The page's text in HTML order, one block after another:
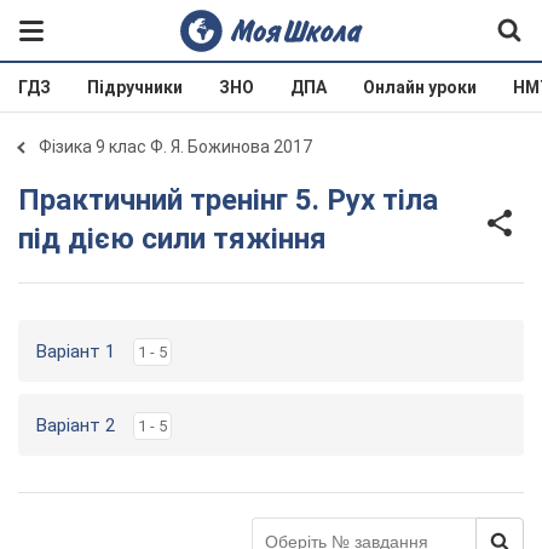
ГДЗ Підручники ЗНО ДПА Онлайн уроки
Фізика 9 клас Ф. Я. Божинова 2017
Практичний тренінг 5. Рух тіла
під дією сили тяжіння
Варіант 1 1 - 5
Варіант 2 1 - 5